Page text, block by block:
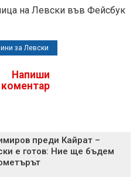
на Левски във Фейсбук
за Левски
Напиши
коментар
преди Кайрат –
е готов: Ние ще бъдем